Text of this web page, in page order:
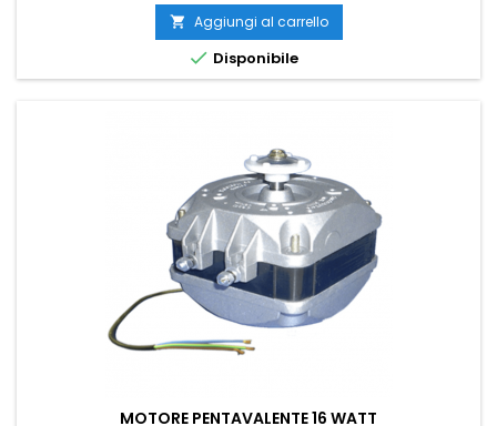
 Aggiungi al carrello
 Disponibile
MOTORE PENTAVALENTE 16 WATT